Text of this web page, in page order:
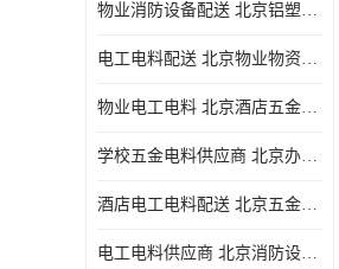
物业消防设备配送 北京铝塑管配送
电工电料配送 北京物业物资用品配送 一站式采购供应
物业电工电料 北京酒店五金电料配送 华信万佳商贸
学校五金电料供应商 北京办公用品供应商 一站式采购供应
酒店电工电料配送 北京五金电料 华信万佳商贸
电工电料供应商 北京消防设备 一站式采购供应